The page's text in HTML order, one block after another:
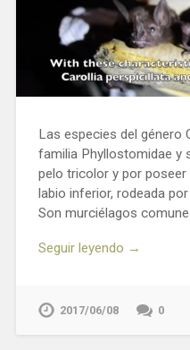
Las especies del género
familia Phyllostomidae y
pelo tricolor y por poseer
labio inferior, rodeada
Son murciélagos
Seguir leyendo →
2017/06/08 0